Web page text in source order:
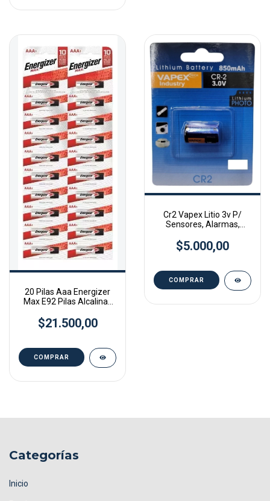
20 Pilas Aaa Energizer
Max E92 Pilas Alcalinas
$21.500,00
Cr2 Vapex Litio 3v P/
Sensores, Alarmas,
$5.000,00
Categorías
Inicio